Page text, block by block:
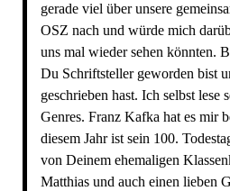
gerade viel über unsere
OSZ nach und würde mich
uns mal wieder sehen könnten.
Du Schriftsteller geworden bist
geschrieben hast. Ich selbst lese
Genres. Franz Kafka hat es mir
diesem Jahr ist sein 100.
von Deinem ehemaligen
Matthias und auch einen lieben